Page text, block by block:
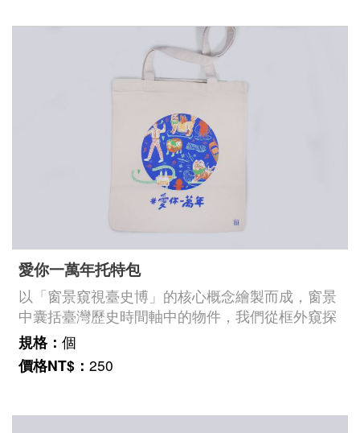
Bahasa
Melayu
ไทย
Bahasa
Indonesia
售，售完即止。臺史博館藏號：
2002.006.0020《福爾摩沙島與中國沿海局部圖》
愛你一萬年托特包
以「窗景窺視臺史博」的核心概念繪製而成，窗景
中囊括臺灣歷史時間軸中的物件，我們從框外窺探
文物風采，文物也從框內告訴我們歷史的軌跡。對
於臺灣歷史的熱愛不只這個一萬年，還有下一個一
萬年。
規格： 個
價格NT$： 250